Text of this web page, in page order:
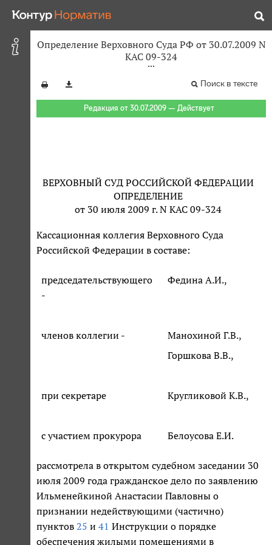
Определение Верховного Суда РФ от 30.07.2009 N
КАС 09-324
Поиск в тексте
Редакция от 30.07.2009 — Действует
ВЕРХОВНЫЙ СУД РОССИЙСКОЙ ФЕДЕРАЦИИ
ОПРЕДЕЛЕНИЕ
от 30 июля 2009 г. N КАС 09-324
Кассационная коллегия Верховного Суда
Российской Федерации в составе:
председательствующего
-
Федина А.И.,
членов коллегии -
Манохиной Г.В.,
Горшкова В.В.,
при секретаре Кругликовой К.В.,
с участием прокурора Белоусова Е.И.
рассмотрела в открытом судебном заседании 30
июля 2009 года гражданское дело по заявлению
Ильменейкиной Анастасии Павловны о
признании недействующими (частично)
пунктов 25 и 41 Инструкции о порядке
обеспечения жилыми помещениями в